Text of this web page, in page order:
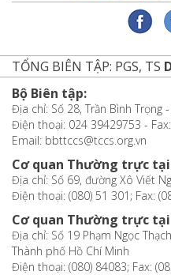
TỔNG BIÊN TẬP: PGS, TS
Bộ Biên tập:
Địa chỉ: Số 28, Trần Bình Trọng
Điện thoại: 024 39429753 -
Email: bbttccs@tccs.org.vn
Cơ quan Thường trực
Địa chỉ: Số 69, đường Xô Viết
Điện thoại: (080) 51 301; Fax:
Cơ quan Thường trực
Địa chỉ: Số 19 Phạm Ngọc
Thành phố Hồ Chí Minh
Điện thoại: (080) 84083; Fax: